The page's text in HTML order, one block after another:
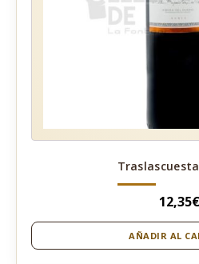
12,35€
AÑADIR AL